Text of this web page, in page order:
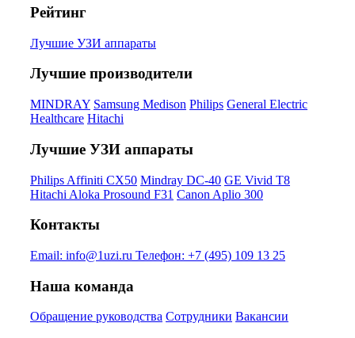
Рейтинг
Лучшие УЗИ аппараты
Лучшие производители
MINDRAY Samsung Medison Philips General Electric
Healthcare Hitachi
Лучшие УЗИ аппараты
Philips Affiniti CX50 Mindray DC-40 GE Vivid T8
Hitachi Aloka Prosound F31 Canon Aplio 300
Контакты
Email: info@1uzi.ru Телефон: +7 (495) 109 13 25
Наша команда
Обращение руководства Сотрудники Вакансии